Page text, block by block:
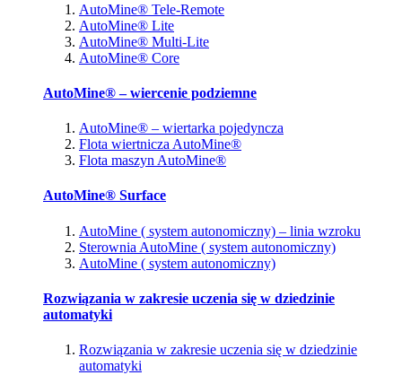
AutoMine® Tele-Remote
AutoMine® Lite
AutoMine® Multi-Lite
AutoMine® Core
AutoMine® – wiercenie podziemne
AutoMine® – wiertarka pojedyncza
Flota wiertnicza AutoMine®
Flota maszyn AutoMine®
AutoMine® Surface
AutoMine ( system autonomiczny) – linia wzroku
Sterownia AutoMine ( system autonomiczny)
AutoMine ( system autonomiczny)
Rozwiązania w zakresie uczenia się w dziedzinie
automatyki
Rozwiązania w zakresie uczenia się w dziedzinie
automatyki